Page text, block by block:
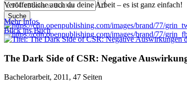
Suche
Veröffentliche auch du deine Arbeit – es ist ganz einfach!
Mehr Infos
Blick ins Buch
The Dark Side of CSR: Negative
Bachelorarbeit, 2011, 47 Seiten